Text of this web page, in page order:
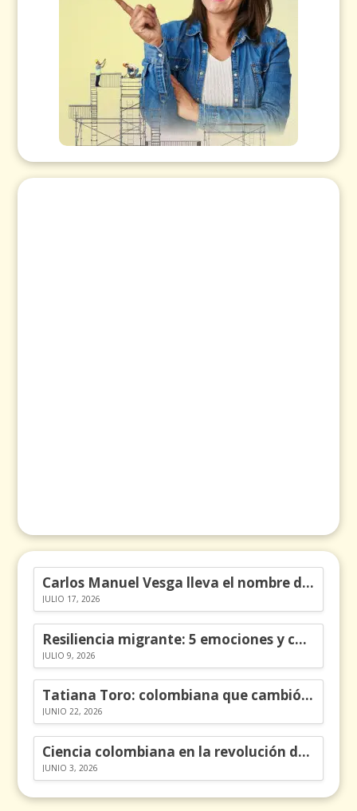
Carlos Manuel Vesga lleva el nombre de Colombia a los Emmy
JULIO 17, 2026
Resiliencia migrante: 5 emociones y cómo gestionarlas
JULIO 9, 2026
Tatiana Toro: colombiana que cambió la historia de las matemáticas
JUNIO 22, 2026
Ciencia colombiana en la revolución de los órganos en chips
JUNIO 3, 2026